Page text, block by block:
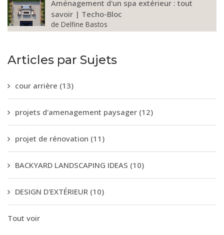
Aménagement d'un spa extérieur : tout
savoir | Techo-Bloc
de Delfine Bastos
Articles par Sujets
cour arrière (13)
projets d'amenagement paysager (12)
projet de rénovation (11)
BACKYARD LANDSCAPING IDEAS (10)
DESIGN D'EXTÉRIEUR (10)
Tout voir